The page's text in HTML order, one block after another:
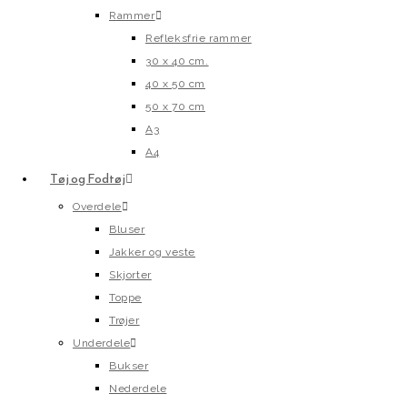
Rammer
Refleksfrie rammer
30 x 40 cm.
40 x 50 cm
50 x 70 cm
A3
A4
Tøj og Fodtøj
Overdele
Bluser
Jakker og veste
Skjorter
Toppe
Trøjer
Underdele
Bukser
Nederdele